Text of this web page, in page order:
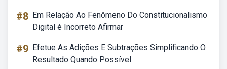
#8 Em Relação Ao Fenômeno Do Constitucionalismo
Digital é Incorreto Afirmar
#9 Efetue As Adições E Subtrações Simplificando O
Resultado Quando Possível